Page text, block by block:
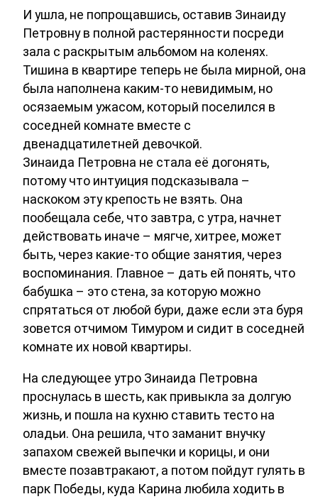
И ушла, не попрощавшись, оставив Зинаиду
Петровну в полной растерянности посреди
зала с раскрытым альбомом на коленях.
Тишина в квартире теперь не была мирной, она
была наполнена каким-то невидимым, но
осязаемым ужасом, который поселился в
соседней комнате вместе с
двенадцатилетней девочкой.
Зинаида Петровна не стала её догонять,
потому что интуиция подсказывала –
наскоком эту крепость не взять. Она
пообещала себе, что завтра, с утра, начнет
действовать иначе – мягче, хитрее, может
быть, через какие-то общие занятия, через
воспоминания. Главное – дать ей понять, что
бабушка – это стена, за которую можно
спрятаться от любой бури, даже если эта буря
зовется отчимом Тимуром и сидит в соседней
комнате их новой квартиры.
На следующее утро Зинаида Петровна
проснулась в шесть, как привыкла за долгую
жизнь, и пошла на кухню ставить тесто на
оладьи. Она решила, что заманит внучку
запахом свежей выпечки и корицы, и они
вместе позавтракают, а потом пойдут гулять в
парк Победы, куда Карина любила ходить в